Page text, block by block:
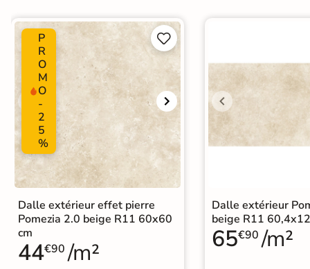
Terre
cuite &
tomette
Parement
mural
intérieur
PAR FORME &
DIMENSION
Carrelage
hexagonal
P
R
O
M
O
-
2
5
%


Dalle extérieur effet pierre
Pomezia 2.0 beige R11 60x60
cm
44€90 /m²
Dalle extérieur
beige R11
65€90 /m²